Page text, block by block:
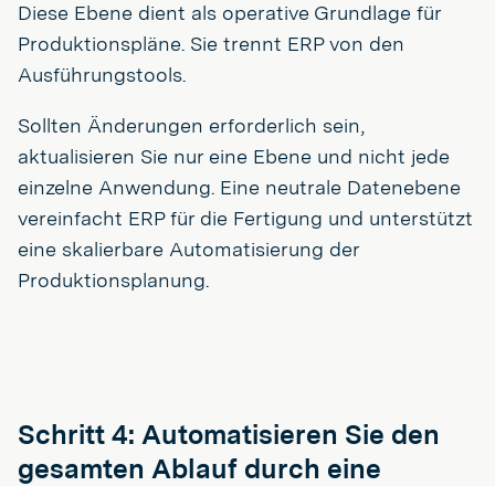
Diese Ebene dient als operative Grundlage für
Produktionspläne. Sie trennt ERP von den
Ausführungstools.
Sollten Änderungen erforderlich sein,
aktualisieren Sie nur eine Ebene und nicht jede
einzelne Anwendung. Eine neutrale Datenebene
vereinfacht ERP für die Fertigung und unterstützt
eine skalierbare Automatisierung der
Produktionsplanung.
Schritt 4: Automatisieren Sie den
gesamten Ablauf durch eine